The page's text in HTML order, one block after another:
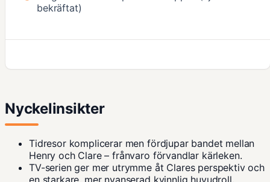
bekräftat)
Nyckelinsikter
Tidresor komplicerar men fördjupar bandet mellan
Henry och Clare – frånvaro förvandlar kärleken.
TV-serien ger mer utrymme åt Clares perspektiv och